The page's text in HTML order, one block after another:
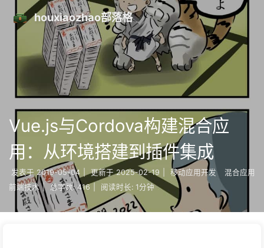
houxiaozhao部落格
Vue.js与Cordova构建混合应
用：从环境搭建到插件集成
发表于 2019-05-04 更新于 2025-02-19 移动应用开发
混合应用
前端技术 | 总字数: 416 阅读时长: 1分钟